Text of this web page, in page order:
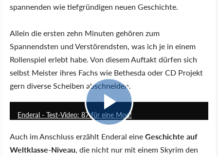
spannenden wie tiefgründigen neuen Geschichte.
Allein die ersten zehn Minuten gehören zum
Spannendsten und Verstörendsten, was ich je in einem
Rollenspiel erlebt habe. Von diesem Auftakt dürfen sich
selbst Meister ihres Fachs wie Bethesda oder CD Projekt
gern diverse Scheiben abschneiden.
Enderal - Test-Video: 87 für eine Mod!
Auch im Anschluss erzählt Enderal eineGeschichte auf
Weltklasse-Niveau, die nicht nur mit einem Skyrim den